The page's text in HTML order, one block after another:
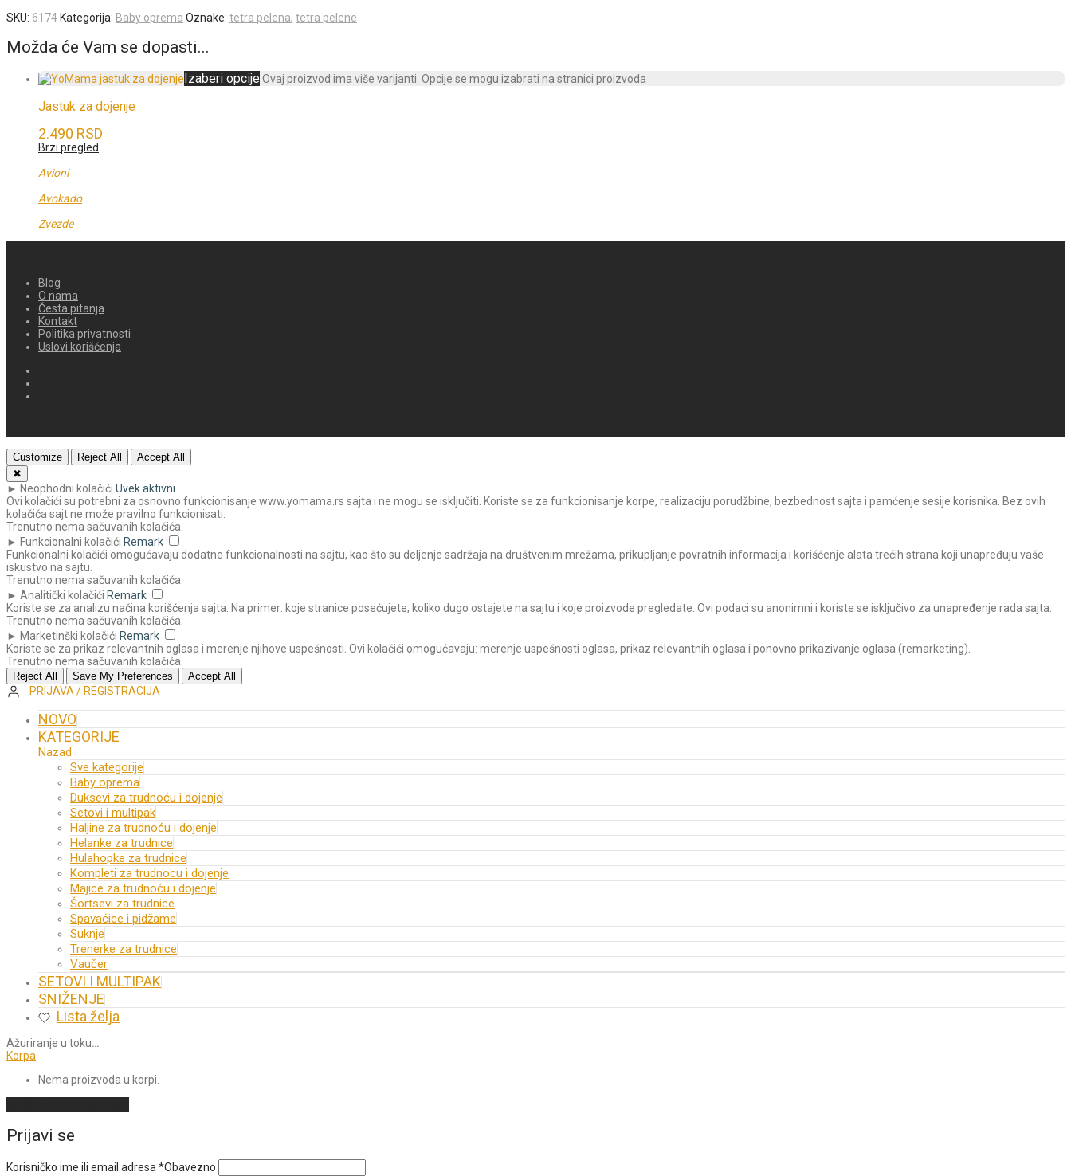
SKU: 6174 Kategorija: Baby oprema Oznake: tetra pelena, tetra pelene
Možda će Vam se dopasti...
Izaberi opcije Ovaj proizvod ima više varijanti. Opcije se mogu izabrati na stranici proizvoda
Jastuk za dojenje
2.490 RSD
Brzi pregled
Avioni
Avokado
Zvezde
Blog
O nama
Česta pitanja
Kontakt
Politika privatnosti
Uslovi korišćenja
Customize Reject All
Accept All
✖
► Neophodni kolačići Uvek aktivni
Ovi kolačići su potrebni za osnovno funkcionisanje www.yomama.rs sajta i ne mogu se isključiti. Koriste se za funkcionisanje korpe, realizaciju porudžbine, bezbednost sajta i pamćenje sesije korisnika. Bez ovih
kolačića sajt ne može pravilno funkcionisati.
Trenutno nema sačuvanih kolačića.
► Funkcionalni kolačići Remark
Funkcionalni kolačići omogućavaju dodatne funkcionalnosti na sajtu, kao što su deljenje sadržaja na društvenim mrežama, prikupljanje povratnih informacija i korišćenje alata trećih strana koji unapređuju vaše
iskustvo na sajtu.
Trenutno nema sačuvanih kolačića.
► Analitički kolačići Remark
Koriste se za analizu načina korišćenja sajta. Na primer: koje stranice posećujete, koliko dugo ostajete na sajtu i koje proizvode pregledate. Ovi podaci su anonimni i koriste se isključivo za unapređenje rada sajta.
Trenutno nema sačuvanih kolačića.
► Marketinški kolačići Remark
Koriste se za prikaz relevantnih oglasa i merenje njihove uspešnosti. Ovi kolačići omogućavaju: merenje uspešnosti oglasa, prikaz relevantnih oglasa i ponovno prikazivanje oglasa (remarketing).
Trenutno nema sačuvanih kolačića.
Reject All Save My Preferences Accept All
PRIJAVA / REGISTRACIJA
NOVO
KATEGORIJE
Nazad
Sve kategorije
Baby oprema
Duksevi za trudnoću i dojenje
Setovi i multipak
Haljine za trudnoću i dojenje
Helanke za trudnice
Hulahopke za trudnice
Kompleti za trudnocu i dojenje
Majice za trudnoću i dojenje
Šortsevi za trudnice
Spavaćice i pidžame
Suknje
Trenerke za trudnice
Vaučer
SETOVI I MULTIPAK
SNIŽENJE
Lista želja
Ažuriranje u toku…
Korpa
Nema proizvoda u korpi.
Prijavi se
Korisničko ime ili email adresa *Obavezno